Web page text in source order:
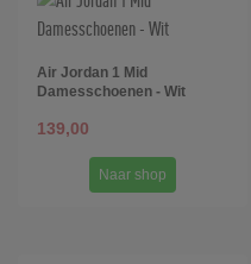
Air Jordan 1 Mid
Damesschoenen - Wit
139,00
Naar shop